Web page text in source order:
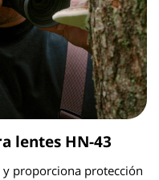
lentes HN-43
proporciona protección